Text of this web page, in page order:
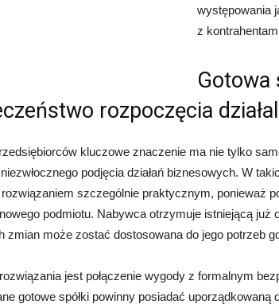
występowania
z
Gotowa
rozpoczęcia
kluczowe znaczenie ma nie tylko
podjęcia działań biznesowych. W
szczególnie praktycznym, ponieważ
podmiotu. Nabywca otrzymuje istniejącą już
zmian może zostać dostosowana do jego potrzeb
jest połączenie wygody z formalnym
gotowe spółki powinny posiadać